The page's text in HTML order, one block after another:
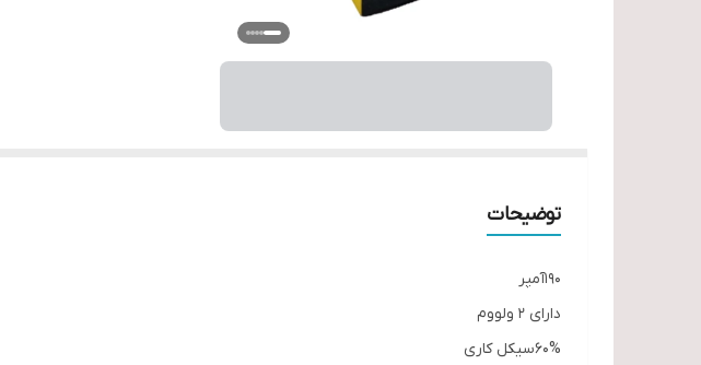
توضیحات
190آمپر
دارای 2 ولووم
60%سیکل کاری